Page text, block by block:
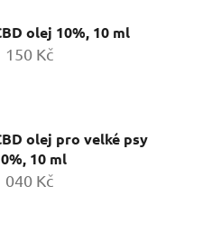
olej 10%, 10 ml
150 Kč
olej pro velké psy
10 ml
040 Kč